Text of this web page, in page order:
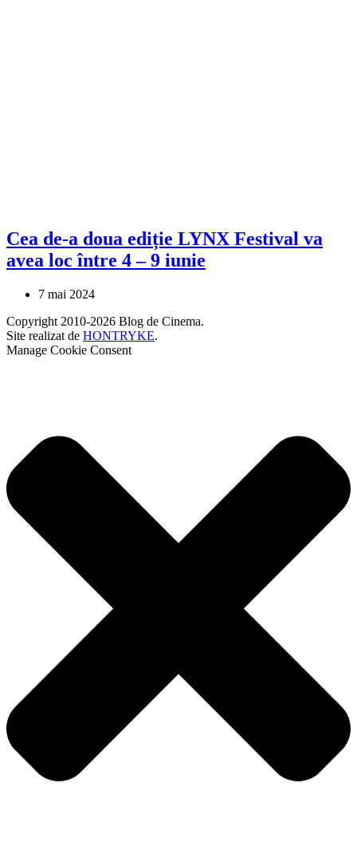
Cea de-a doua ediție LYNX Festival va
avea loc între 4 – 9 iunie
7 mai 2024
Copyright 2010-2026 Blog de Cinema.
Site realizat de HONTRYKE.
Manage Cookie Consent